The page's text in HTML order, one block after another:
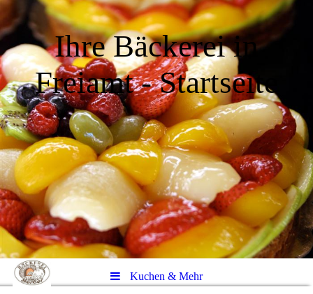
Ihre Bäckerei in
Freiamt - Startseite
Kuchen & Mehr